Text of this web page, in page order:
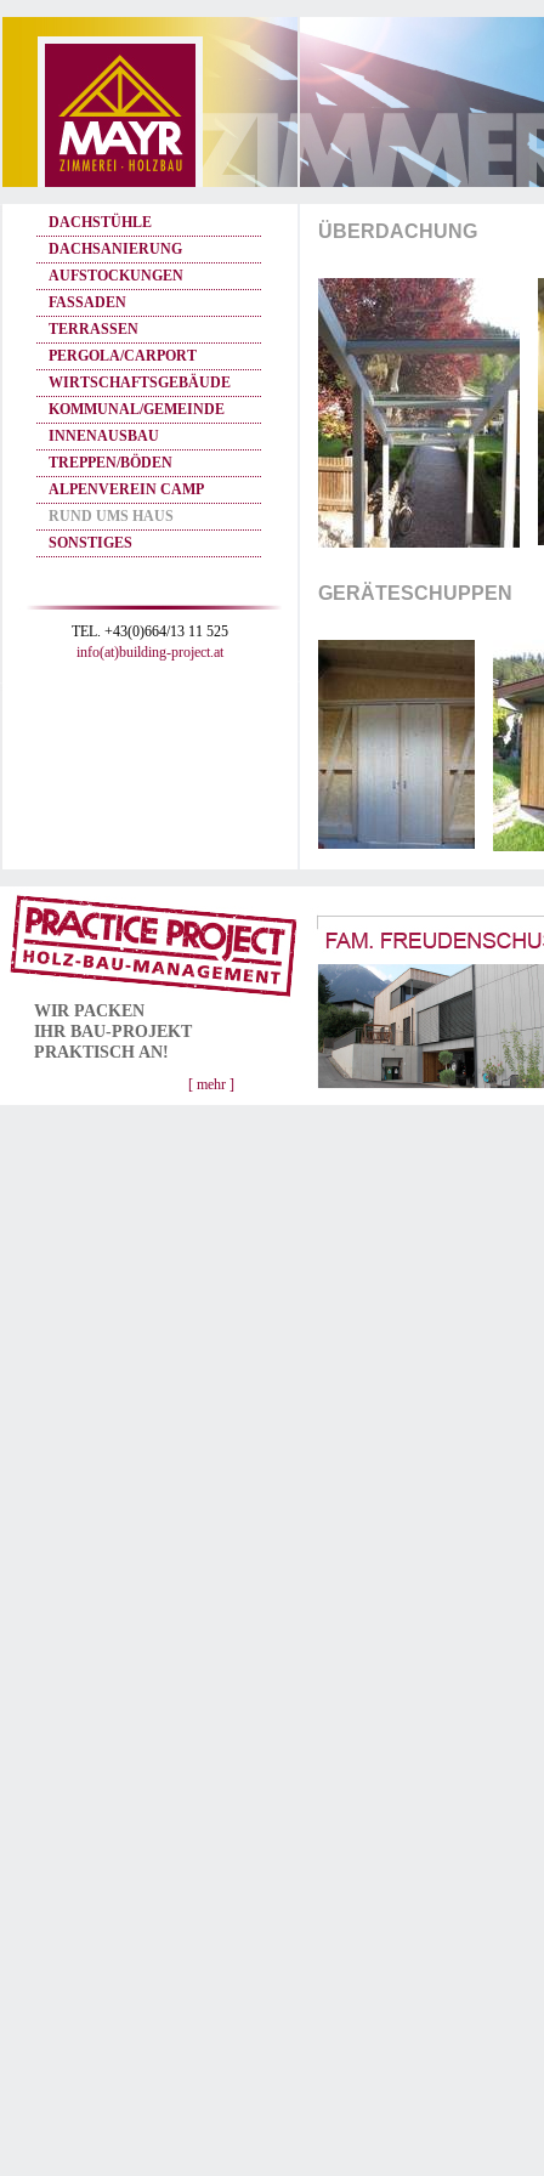
DACHSTÜHLE
DACHSANIERUNG
AUFSTOCKUNGEN
FASSADEN
TERRASSEN
PERGOLA/CARPORT
WIRTSCHAFTSGEBÄUDE
KOMMUNAL/GEMEINDE
INNENAUSBAU
TREPPEN/BÖDEN
ALPENVEREIN CAMP
RUND UMS HAUS
SONSTIGES
TEL. +43(0)664/13 11 525
info(at)building-project.at
ÜBERDACHUNG
GERÄTESCHUPPEN
WIR PACKEN
IHR BAU-PROJEKT
PRAKTISCH AN!
[ mehr ]